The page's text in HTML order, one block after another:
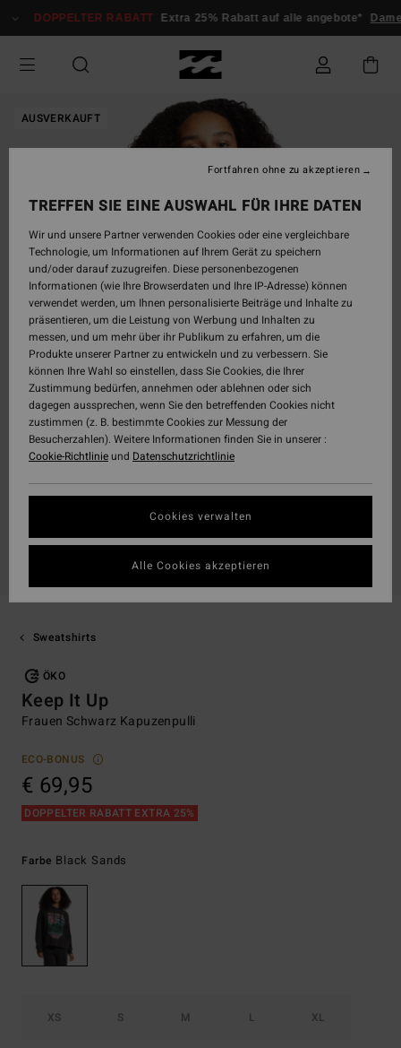
zur
springen
DOPPELTER RABATT Extra 25% Rabatt auf alle angebote*
AUSVERKAUFT
Sweatshirts
ÖKO
Keep It Up
Frauen Schwarz Kapuzenpulli
ECO-BONUS
€ 69,95
DOPPELTER RABATT EXTRA 25%
Farbe Black Sands
XS S M L XL
TREFFEN SIE EINE AUSWAHL FÜR IHRE DATEN
Wir und unsere Partner verwenden Cookies oder eine vergleichbare
Technologie, um Informationen auf Ihrem Gerät zu speichern
und/oder darauf zuzugreifen. Diese personenbezogenen
Informationen (wie Ihre Browserdaten und Ihre IP-Adresse) können
verwendet werden, um Ihnen personalisierte Beiträge und Inhalte zu
präsentieren, um die Leistung von Werbung und Inhalten zu
messen, und um mehr über ihr Publikum zu erfahren, um die
Produkte unserer Partner zu entwickeln und zu verbessern. Sie
können Ihre Wahl so einstellen, dass Sie Cookies, die Ihrer
Zustimmung bedürfen, annehmen oder ablehnen oder sich
dagegen aussprechen, wenn Sie den betreffenden Cookies nicht
zustimmen (z. B. bestimmte Cookies zur Messung der
Besucherzahlen). Weitere Informationen finden Sie in unserer :
Cookie-Richtlinieund Datenschutzrichtlinie
Cookies verwalten
Fortfahren ohne zu akzeptieren
Alle Cookies akzeptieren